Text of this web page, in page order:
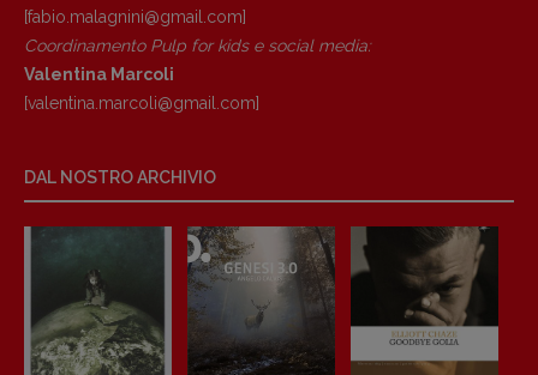
[fabio.malagnini@gmail. com]
Coordinamento Pulp for kids e social media:
Valentina Marcoli
[valentina.marcoli@gmail. com]
DAL NOSTRO ARCHIVIO